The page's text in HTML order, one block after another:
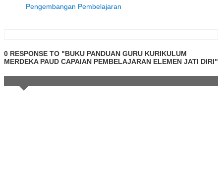
Pengembangan Pembelajaran
0 RESPONSE TO "BUKU PANDUAN GURU KURIKULUM
MERDEKA PAUD CAPAIAN PEMBELAJARAN ELEMEN JATI DIRI"